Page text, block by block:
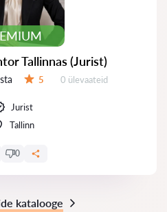
Tallinnas (Jurist)
5 Ülevaateid:
0 ülevaateid
Jurist
Tallinn
0
katalooge